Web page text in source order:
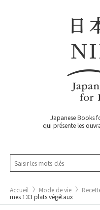
Japanese Books
qui présente les
Accueil Mode de vie
mes 133 plats végétaux